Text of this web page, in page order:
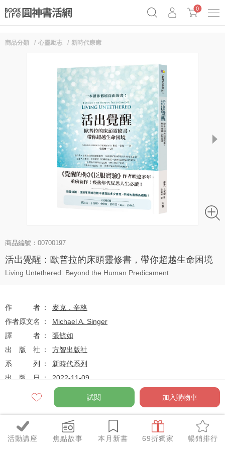
0
活動講座 焦點故事 本月新書 69折獨家 暢銷排行
商品分類 心靈勵志 新時代療癒
next
商品編號：00700197
活出覺醒：歐普拉的床頭靈修書，帶你超越生命困境
Living Untethered: Beyond the Human Predicament
作者
麥克．辛格
作者原文名
Michael A. Singer
譯者
張毓如
出版社
方智出版社
系列
新時代系列
出版日
2022-11-09
定價 $360
優惠價 79折$284元
試閱 加入購物車